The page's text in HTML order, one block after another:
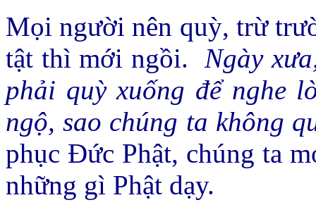
Mọi người nên quỳ, trừ
tật thì mới ngồi. Ngày
phải quỳ xuống để nghe
ngộ, sao chúng ta không
phục Ðức Phật, chúng ta
những gì Phật dạy.